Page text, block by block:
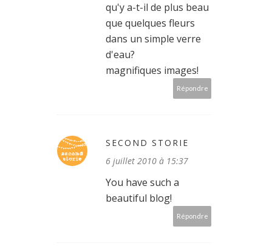
qu'y a-t-il de plus beau
que quelques fleurs
dans un simple verre
d'eau?
magnifiques images!
Répondre
SECOND STORIE
6 juillet 2010 à 15:37
You have such a
beautiful blog!
Répondre